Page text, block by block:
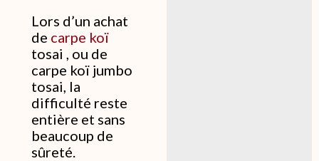
Lors d’un achat
de carpe koï
tosai , ou de
carpe koï jumbo
tosai, la
difficulté reste
entière et sans
beaucoup de
sûreté.